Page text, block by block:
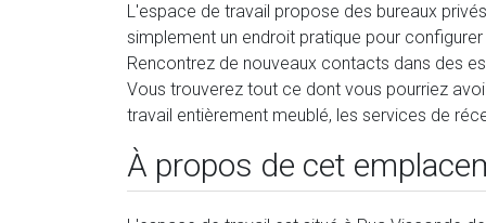
L'espace de travail propose des bureaux
simplement un endroit pratique pour
Rencontrez de nouveaux contacts dans des
Vous trouverez tout ce dont vous pourriez
travail entièrement meublé, les services de
À propos de cet